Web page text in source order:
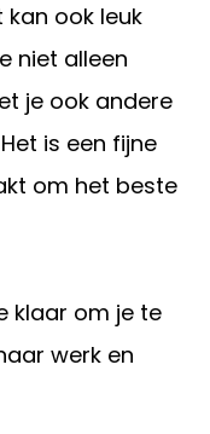
kan ook leuk
niet alleen
je ook andere
is een fijne
om het beste
klaar om je te
werk en